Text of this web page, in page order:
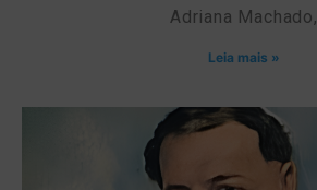
Adriana Machado,
Leia mais »